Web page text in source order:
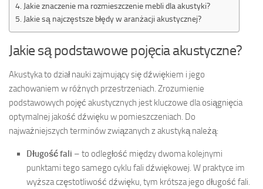
Jakie znaczenie ma rozmieszczenie mebli dla akustyki?
Jakie są najczęstsze błędy w aranżacji akustycznej?
Jakie są podstawowe pojęcia akustyczne?
Akustyka to dział nauki zajmujący się dźwiękiem i jego
zachowaniem w różnych przestrzeniach. Zrozumienie
podstawowych pojęć akustycznych jest kluczowe dla osiągnięcia
optymalnej jakość dźwięku w pomieszczeniach. Do
najważniejszych terminów związanych z akustyką należą:
Długość fali – to odległość między dwoma kolejnymi
punktami tego samego cyklu fali dźwiękowej. W praktyce im
wyższa częstotliwość dźwięku, tym krótsza jego długość fali.